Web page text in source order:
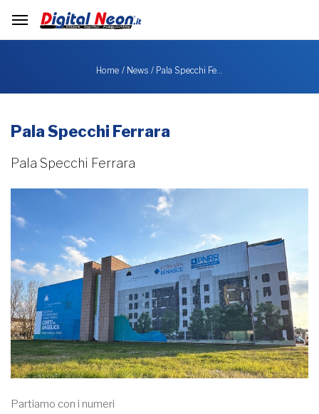
Home News Pala Specchi Fe…
Pala Specchi Ferrara
Pala Specchi Ferrara
Partiamo con i numeri